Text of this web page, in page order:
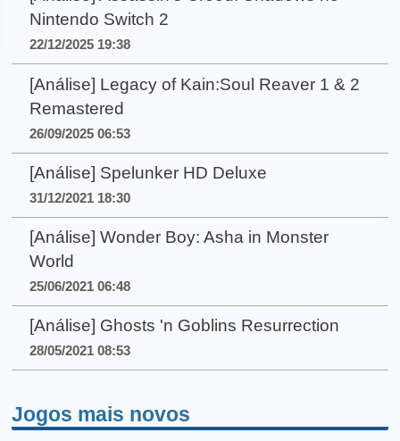
Nintendo Switch 2
22/12/2025 19:38
[Análise] Legacy of Kain:Soul Reaver 1 & 2
Remastered
26/09/2025 06:53
[Análise] Spelunker HD Deluxe
31/12/2021 18:30
[Análise] Wonder Boy: Asha in Monster
World
25/06/2021 06:48
[Análise] Ghosts 'n Goblins Resurrection
28/05/2021 08:53
Jogos mais novos